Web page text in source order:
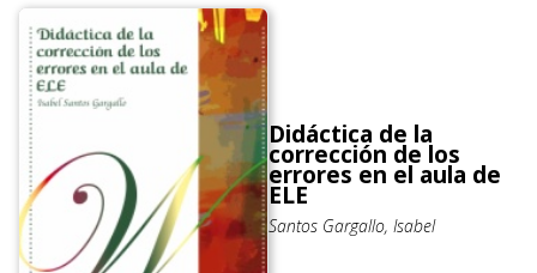
Didáctica de la
corrección de los
errores en el aula de
ELE
Santos Gargallo, Isabel